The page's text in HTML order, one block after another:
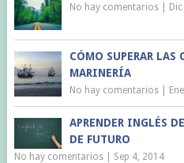
No hay comentarios|
CÓMO SUPERAR LAS
MARINERÍA
No hay comentarios|
APRENDER INGLÉS
DE FUTURO
No hay comentarios| Sep 4, 2014